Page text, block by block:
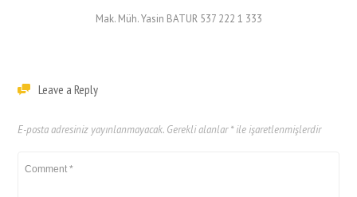
Mak. Müh. Yasin BATUR 537 222 1 333
Leave a Reply
E-posta adresiniz yayınlanmayacak. Gerekli alanlar*ile işaretlenmişlerdir